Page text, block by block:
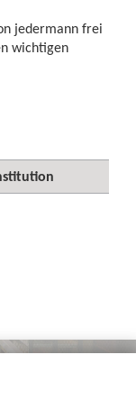
jedermann frei
wichtigen